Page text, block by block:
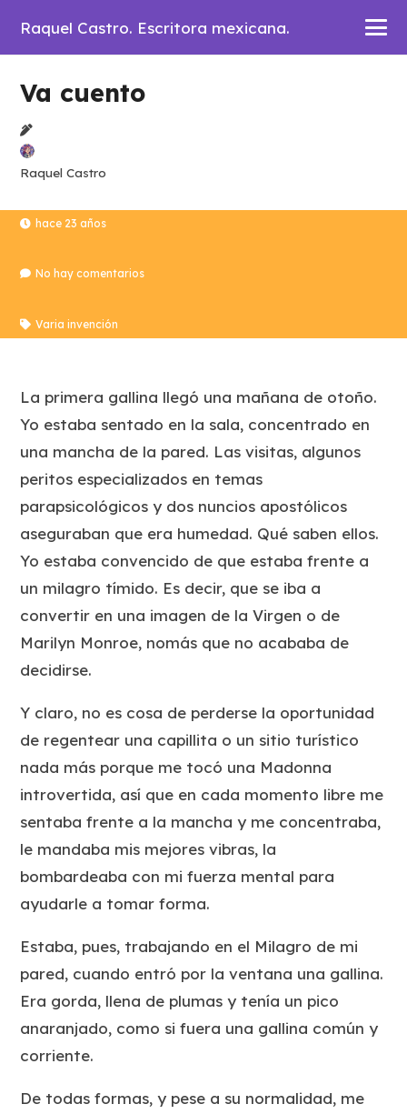
Raquel Castro. Escritora mexicana.
Va cuento
Raquel Castro
hace 23 años
No hay comentarios
Varia invención
La primera gallina llegó una mañana de otoño.
Yo estaba sentado en la sala, concentrado en
una mancha de la pared. Las visitas, algunos
peritos especializados en temas
parapsicológicos y dos nuncios apostólicos
aseguraban que era humedad. Qué saben ellos.
Yo estaba convencido de que estaba frente a
un milagro tímido. Es decir, que se iba a
convertir en una imagen de la Virgen o de
Marilyn Monroe, nomás que no acababa de
decidirse.
Y claro, no es cosa de perderse la oportunidad
de regentear una capillita o un sitio turístico
nada más porque me tocó una Madonna
introvertida, así que en cada momento libre me
sentaba frente a la mancha y me concentraba,
le mandaba mis mejores vibras, la
bombardeaba con mi fuerza mental para
ayudarle a tomar forma.
Estaba, pues, trabajando en el Milagro de mi
pared, cuando entró por la ventana una gallina.
Era gorda, llena de plumas y tenía un pico
anaranjado, como si fuera una gallina común y
corriente.
De todas formas, y pese a su normalidad, me